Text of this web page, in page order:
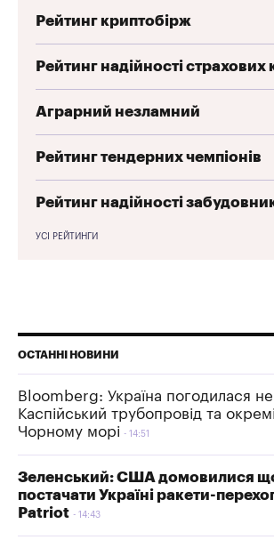
Рейтинг криптобірж
Рейтинг надійності страхових
Аграрний незламний
Рейтинг тендерних чемпіонів
Рейтинг надійності
УСІ РЕЙТИНГИ
ОСТАННІ НОВИНИ
Bloomberg: Україна погодилася не
Каспійський трубопровід та
Чорному морі
14:51
Зеленський: США домовилися
постачати Україні ракети-
Patriot
14:43